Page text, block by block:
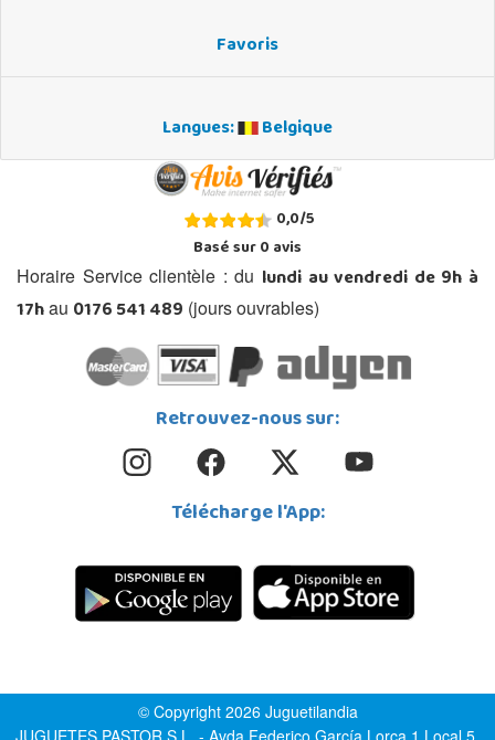
Favoris
Langues: Belgique
0,0/5
Basé sur0avis
Horaire Service clientèle : du lundi au vendredi de 9h à
17hau 0176 541 489 (jours ouvrables)
Retrouvez-nous sur:
Télécharge l'App:
© Copyright 2026 Juguetilandia
JUGUETES PASTOR S.L. - Avda.Federico García Lorca 1 Local 5,